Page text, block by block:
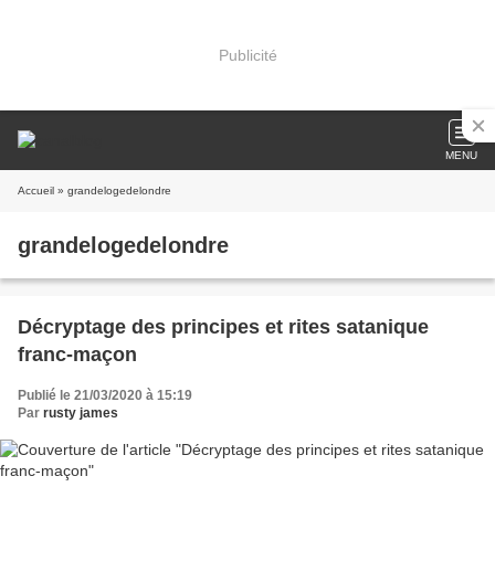
Publicité
MENU
Accueil » grandelogedelondre
grandelogedelondre
Décryptage des principes et rites satanique
franc-maçon
Publié le 21/03/2020 à 15:19
Par rusty james